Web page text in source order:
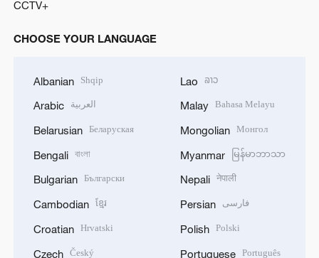
CCTV+
CHOOSE YOUR LANGUAGE
Albanian Shqip
Arabic العربية
Belarusian Беларуская
Bengali বাংলা
Bulgarian Български
Cambodian ខ្មែរ
Croatian Hrvatski
Czech Český
Lao ລາວ
Malay Bahasa Melayu
Mongolian Монгол
Myanmar မြန်မာဘာသာ
Nepali नेपाली
Persian فارسی
Polish Polski
Portuguese Português